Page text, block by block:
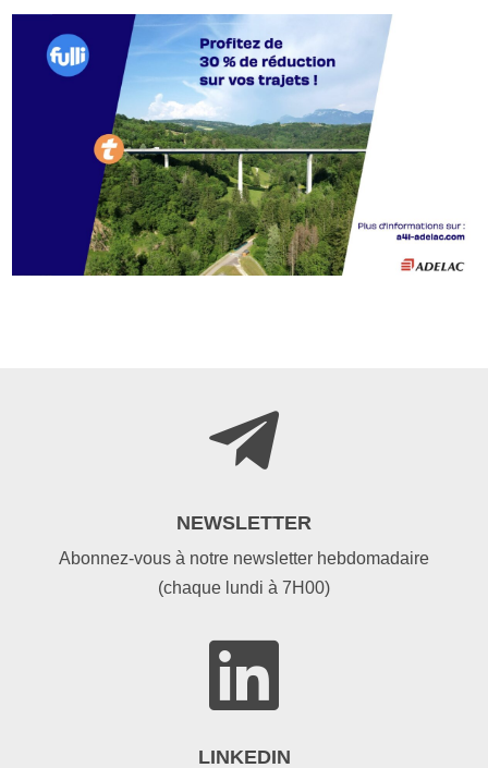

NEWSLETTER
Abonnez-vous à notre newsletter hebdomadaire
(chaque lundi à 7H00)

LINKEDIN